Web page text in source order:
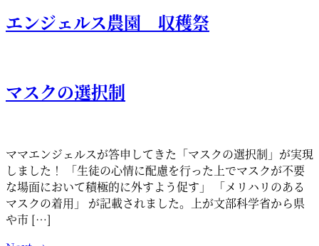
エンジェルス農園 収穫祭
マスクの選択制
ママエンジェルスが答申してきた「マスクの選択制」が実現
しました！ 「生徒の心情に配慮を行った上でマスクが不要
な場面において積極的に外すよう促す」 「メリハリのある
マスクの着用」 が記載されました。上が文部科学省から県
や市 […]